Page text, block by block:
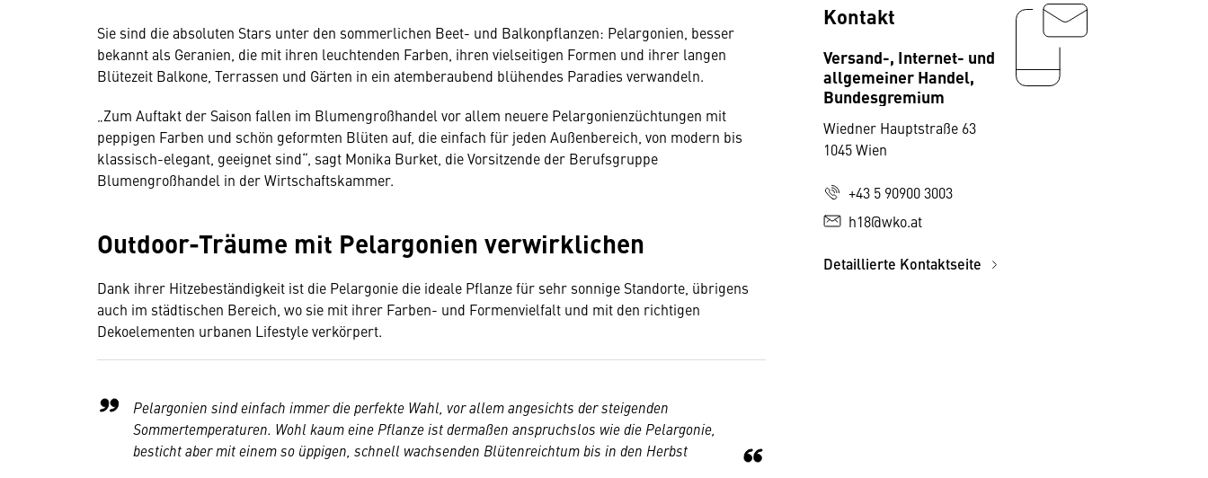
Sie sind die absoluten Stars unter den sommerlichen Beet- und Balkonpflanzen: Pelargonien, besser
bekannt als Geranien, die mit ihren leuchtenden Farben, ihren vielseitigen Formen und ihrer langen
Blütezeit Balkone, Terrassen und Gärten in ein atemberaubend blühendes Paradies verwandeln.
„Zum Auftakt der Saison fallen im Blumengroßhandel vor allem neuere Pelargonienzüchtungen mit
peppigen Farben und schön geformten Blüten auf, die einfach für jeden Außenbereich, von modern bis
klassisch-elegant, geeignet sind“, sagt Monika Burket, die Vorsitzende der Berufsgruppe
Blumengroßhandel in der Wirtschaftskammer.
Outdoor-Träume mit Pelargonien verwirklichen
Dank ihrer Hitzebeständigkeit ist die Pelargonie die ideale Pflanze für sehr sonnige Standorte, übrigens
auch im städtischen Bereich, wo sie mit ihrer Farben- und Formenvielfalt und mit den richtigen
Dekoelementen urbanen Lifestyle verkörpert.
Pelargonien sind einfach immer die perfekte Wahl, vor allem angesichts der steigenden
Sommertemperaturen. Wohl kaum eine Pflanze ist dermaßen anspruchslos wie die Pelargonie,
besticht aber mit einem so üppigen, schnell wachsenden Blütenreichtum bis in den Herbst
Kontakt
Versand-, Internet- und
allgemeiner Handel,
Bundesgremium
Wiedner Hauptstraße 63
1045 Wien
+43 5 90900 3003
h18@wko.at
Detaillierte Kontaktseite